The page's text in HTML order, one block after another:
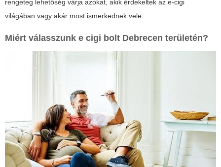
rengeteg lehetőség várja azokat, akik érdekeltek az e-cigi
világában vagy akár most ismerkednek vele.
Miért válasszunk e cigi bolt Debrecen területén?